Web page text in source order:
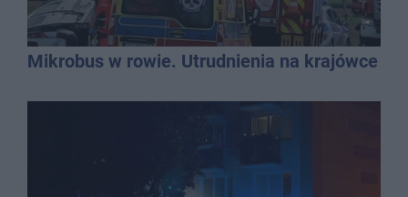
Mikrobus w rowie. Utrudnienia na krajówce